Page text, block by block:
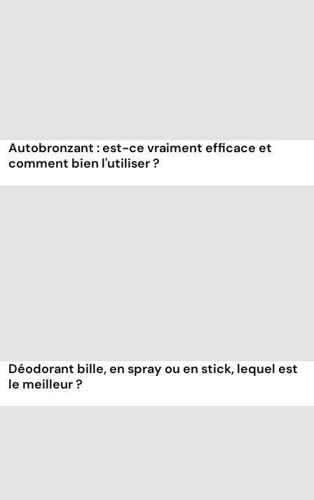
Autobronzant : est-ce vraiment efficace et
comment bien l'utiliser ?
Déodorant bille, en spray ou en stick, lequel est
le meilleur ?